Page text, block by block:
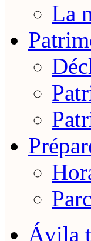
La
Ávila